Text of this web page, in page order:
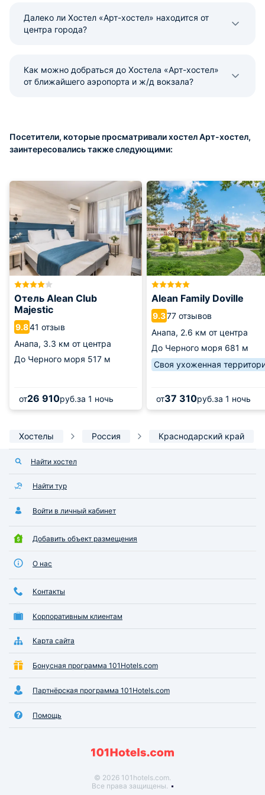
Далеко ли Хостел «Арт-хостел» находится от
центра города?
Как можно добраться до Хостела «Арт-хостел»
от ближайшего аэропорта и ж/д вокзала?
Посетители, которые просматривали хостел Арт-хостел,
заинтересовались также следующими:
Отель Alean Club
Majestic
9.841 отзыв
Анапа, 3.3 км от центра
До Черного моря 517 м
от26 910руб.за 1 ночь
Alean Family Doville
9.377 отзывов
Анапа, 2.6 км от центра
До Черного моря 681 м
Своя ухоженная
от37 310руб.за 1 ночь
Хостелы Россия Краснодарский край
Найти хостел
Найти тур
Войти в личный кабинет
Добавить объект размещения
О нас
Контакты
Корпоративным клиентам
Карта сайта
Бонусная программа 101Hotels.com
Партнёрская программа 101Hotels.com
Помощь
© 2026 101hotels.com.
Все права защищены.